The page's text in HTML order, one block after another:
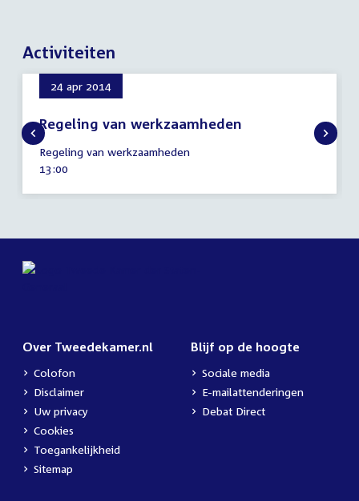
Activiteiten
24 apr 2014
Regeling van werkzaamheden
24
april
2014
Regeling van werkzaamheden
Tijd
13:00
Over Tweedekamer.nl
Colofon
Disclaimer
Uw privacy
Cookies
Toegankelijkheid
Sitemap
Blijf op de hoogte
Sociale media
E-mailattenderingen
Debat Direct